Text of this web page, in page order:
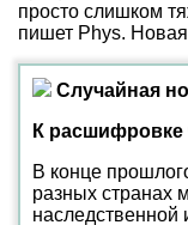
просто слишком
пишет Phys.
Случайная
К расшифровке
В конце
разных странах
наследственной